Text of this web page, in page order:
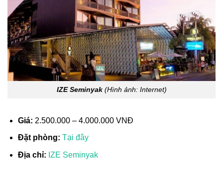
IZE Seminyak (Hình ảnh: Internet)
Giá: 2.500.000 – 4.000.000 VNĐ
Đặt phòng: Tại đây
Địa chỉ: IZE Seminyak